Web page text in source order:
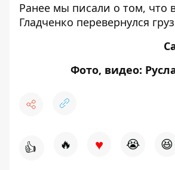
Ранее мы писали о том, что
Гладченко перевернулся
Фото, видео:
👍 🔥 ♥ 😭 😆